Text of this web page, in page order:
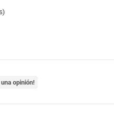
opinión!